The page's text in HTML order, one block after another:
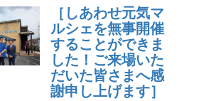
［しあわせ元気マ
ルシェを無事開催
することができま
した！ご来場いた
だいた皆さまへ感
謝申し上げます］